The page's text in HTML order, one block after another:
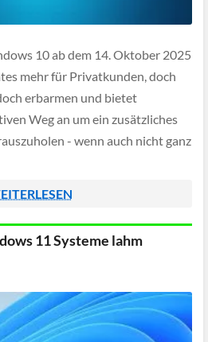
10 ab dem 14. Oktober 2025
mehr für Privatkunden, doch
erbarmen und bietet
Weg an um ein zusätzliches
- wenn auch nicht ganz
11 Systeme lahm